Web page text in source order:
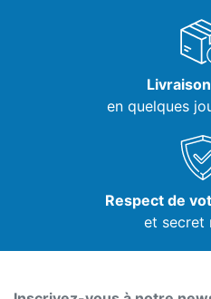
en quelques
Respect de
et secret